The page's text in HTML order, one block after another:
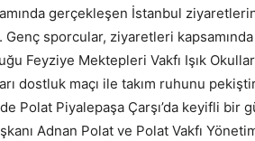
gerçekleşen İstanbul
sporcular, ziyaretleri
Feyziye Mektepleri Vakfı Işık
dostluk maçı ile takım ruhunu
Polat Piyalepaşa Çarşı’da keyifli bir
Adnan Polat ve Polat Vakfı